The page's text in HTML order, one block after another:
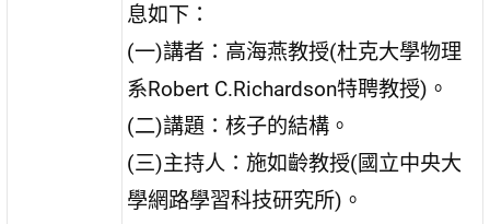
息如下：
(一)講者：高海燕教授(杜克大學物理
系Robert C.Richardson特聘教授)。
(二)講題：核子的結構。
(三)主持人：施如齡教授(國立中央大
學網路學習科技研究所)。